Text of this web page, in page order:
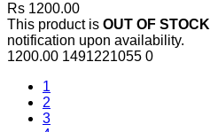
Rs 1200.00
This product is OUT OF STOCK
notification upon availability.
1200.00 1491221055 0
1
2
3